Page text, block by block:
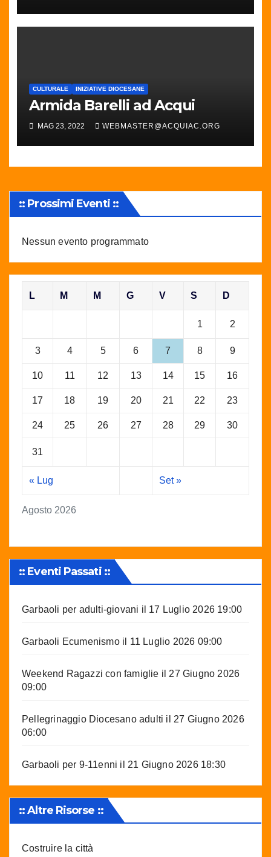
CULTURALE INIZIATIVE DIOCESANE
Armida Barelli ad Acqui
MAG 23, 2022 WEBMASTER@ACQUIAC.ORG
:: Prossimi Eventi ::
Nessun evento programmato
Agosto 2026
L M M G V S D
1 2
3 4 5 6 7 8 9
10 11 12 13 14 15 16
17 18 19 20 21 22 23
24 25 26 27 28 29 30
31
« Lug Set »
:: Eventi Passati ::
Garbaoli per adulti-giovani il 17 Luglio 2026 19:00
Garbaoli Ecumenismoil 11 Luglio 2026 09:00
Weekend Ragazzi con famiglie il 27 Giugno 2026
09:00
Pellegrinaggio Diocesano adulti il 27 Giugno 2026
06:00
Garbaoli per 9-11enni il 21 Giugno 2026 18:30
:: Altre Risorse ::
Costruire la città